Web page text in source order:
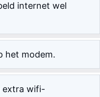
internet wel
het modem.
extra wifi-